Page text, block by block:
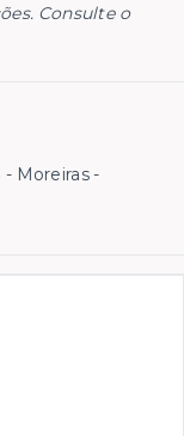
Consulte o
- Moreiras -